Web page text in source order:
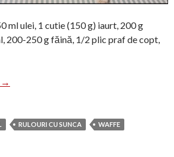
ml ulei, 1 cutie (150 g) iaurt, 200 g
200-250 g făină, 1/2 plic praf de copt,
Waffe cu șuncă și cașcaval
→
RULOURI CU SUNCA WAFFE